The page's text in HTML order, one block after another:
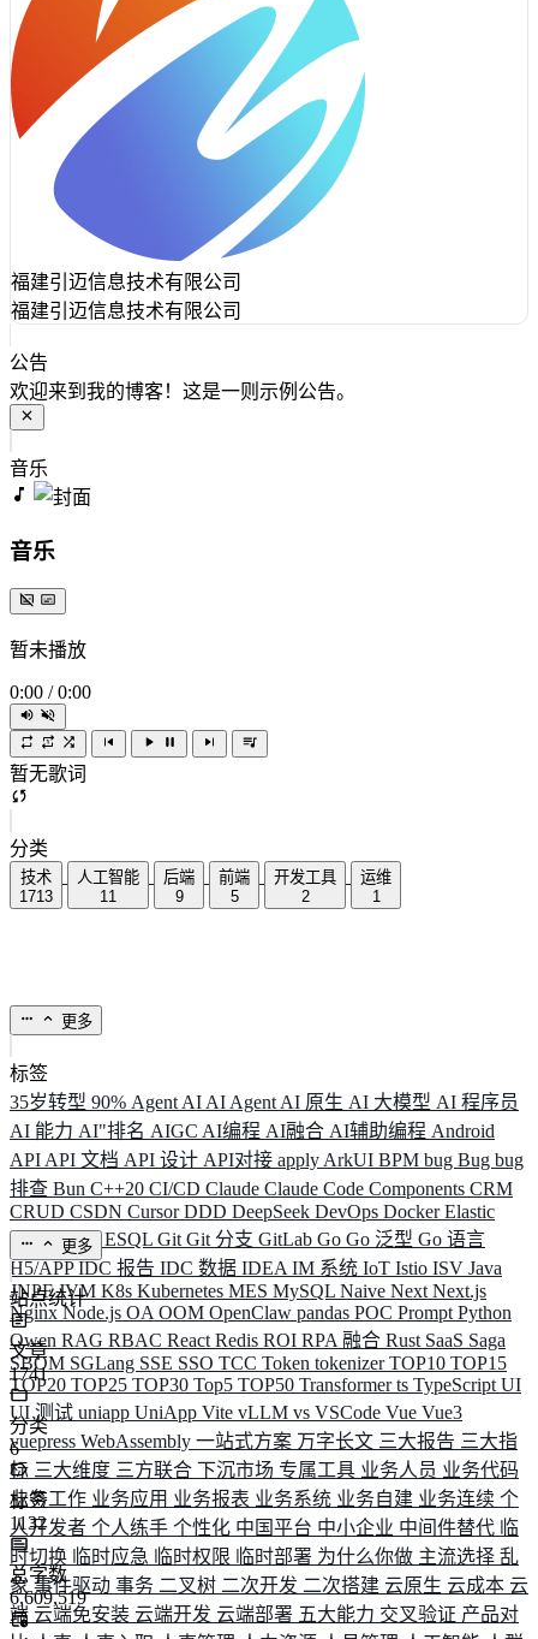
福建引迈信息技术有限公司
福建引迈信息技术有限公司
公告
欢迎来到我的博客！这是一则示例公告。
音乐
音乐
暂未播放
0:00 / 0:00
暂无歌词
分类
技术
1713
人工智能
11
后端
9
前端
5
开发工具
2
运维
1
更多
标签
35岁转型 90% Agent AI AI Agent AI 原生 AI 大模型 AI 程序员
AI 能力 AI"排名 AIGC AI编程 AI融合 AI辅助编程 Android
API API 文档 API 设计 API对接 apply ArkUI BPM bug Bug bug
排查 Bun C++20 CI/CD Claude Claude Code Components CRM
CRUD CSDN CursorDDD DeepSeek DevOps DockerElastic
ELK ElysiaESQL Git Git 分支 GitLab Go Go 泛型 Go 语言
H5/APPIDC 报告 IDC 数据 IDEA IM 系统 IoT Istio ISV Java
JNPFJVM K8s Kubernetes MES MySQL Naive Next Next.js
NginxNode.js OA OOM OpenClaw pandas POC Prompt Python
Qwen RAG RBAC React Redis ROI RPA 融合 Rust SaaS Saga
SBOM SGLang SSE SSO TCC Token tokenizerTOP10 TOP15
TOP20 TOP25 TOP30 Top5 TOP50 Transformerts TypeScript UI
UI 测试 uniapp UniApp Vite vLLM vs VSCode Vue Vue3
vuepress WebAssembly 一站式方案 万字长文 三大报告 三大指
标 三大维度 三方联合 下沉市场 专属工具 业务人员 业务代码
业务工作 业务应用 业务报表 业务系统 业务自建 业务连续 个
人开发者 个人练手 个性化 中国平台 中小企业 中间件替代 临
时切换 临时应急 临时权限 临时部署 为什么你做 主流选择 乱
象 事件驱动 事务 二叉树 二次开发 二次搭建 云原生 云成本 云
端 云端免安装 云端开发 云端部署 五大能力 交叉验证 产品对
更多
站点统计
文章
1741
分类
6
标签
1132
总字数
6,609,519